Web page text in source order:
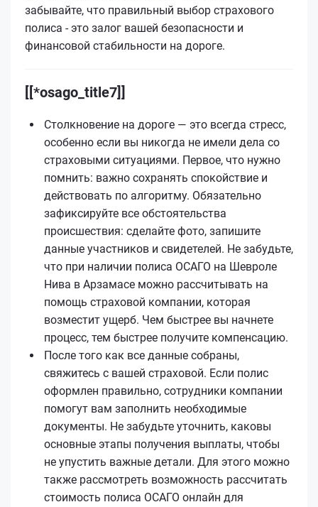
забывайте, что правильный выбор страхового
полиса - это залог вашей безопасности и
финансовой стабильности на дороге.
[[*osago_title7]]
Столкновение на дороге — это всегда стресс,
особенно если вы никогда не имели дела со
страховыми ситуациями. Первое, что нужно
помнить: важно сохранять спокойствие и
действовать по алгоритму. Обязательно
зафиксируйте все обстоятельства
происшествия: сделайте фото, запишите
данные участников и свидетелей. Не забудьте,
что при наличии полиса ОСАГО на Шевроле
Нива в Арзамасе можно рассчитывать на
помощь страховой компании, которая
возместит ущерб. Чем быстрее вы начнете
процесс, тем быстрее получите компенсацию.
После того как все данные собраны,
свяжитесь с вашей страховой. Если полис
оформлен правильно, сотрудники компании
помогут вам заполнить необходимые
документы. Не забудьте уточнить, каковы
основные этапы получения выплаты, чтобы
не упустить важные детали. Для этого можно
также рассмотреть возможность рассчитать
стоимость полиса ОСАГО онлайн для